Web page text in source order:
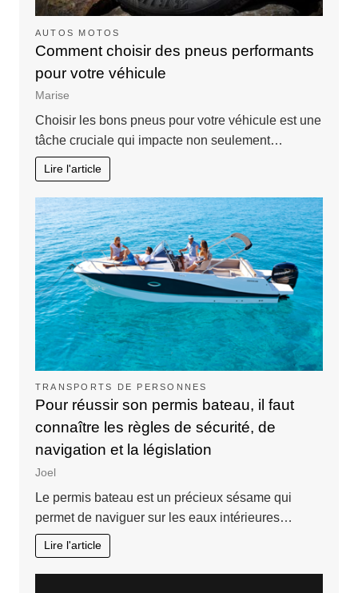
AUTOS MOTOS
Comment choisir des pneus performants
pour votre véhicule
Marise
Choisir les bons pneus pour votre véhicule est une
tâche cruciale qui impacte non seulement…
Lire l'article
TRANSPORTS DE PERSONNES
Pour réussir son permis bateau, il faut
connaître les règles de sécurité, de
navigation et la législation
Joel
Le permis bateau est un précieux sésame qui
permet de naviguer sur les eaux intérieures…
Lire l'article